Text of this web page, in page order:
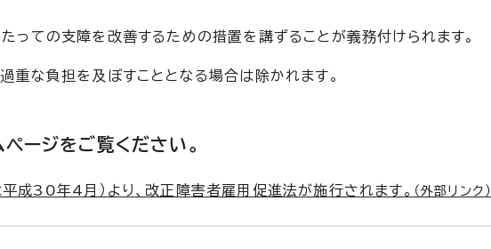
っての支障を改善するための措置を講ずることが義務付けられます。
重な負担を及ぼすこととなる場合は除かれます。
ージをご覧ください。
成30年4月）より、改正障害者雇用促進法が施行されます。 （外部リンク）